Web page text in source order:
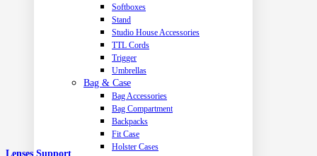
Softboxes
Stand
Studio House Accessories
TTL Cords
Trigger
Umbrellas
Bag & Case
Bag Accessories
Bag Compartment
Backpacks
Fit Case
Holster Cases
Lenses Support